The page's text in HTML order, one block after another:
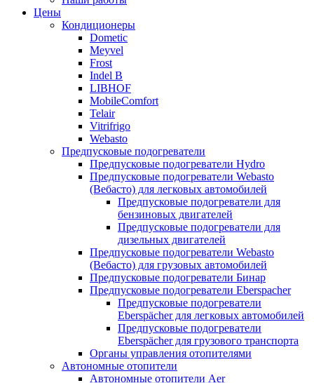
Цены
Кондиционеры
Dometic
Meyvel
Frost
Indel B
LIBHOF
MobileComfort
Telair
Vitrifrigo
Webasto
Предпусковые подогреватели
Предпусковые подогреватели Hydro
Предпусковые подогреватели Webasto
(Вебасто) для легковых автомобилей
Предпусковые подогреватели для
бензиновых двигателей
Предпусковые подогреватели для
дизельных двигателей
Предпусковые подогреватели Webasto
(Вебасто) для грузовых автомобилей
Предпусковые подогреватели Бинар
Предпусковые подогреватели Eberspacher
Предпусковые подогреватели
Eberspächer для легковых автомобилей
Предпусковые подогреватели
Eberspächer для грузового транспорта
Органы управления отопителями
Автономные отопители
Автономные отопители Аer